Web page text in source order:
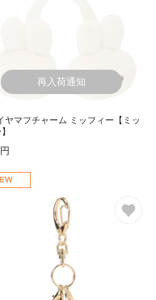
再入荷通知
ヤマフチャーム ミッフィー【ミッ